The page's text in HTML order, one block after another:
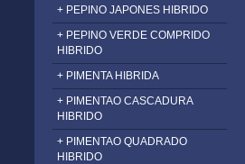
+ PEPINO JAPONES HIBRIDO
+ PEPINO VERDE COMPRIDO
HIBRIDO
+ PIMENTA HIBRIDA
+ PIMENTAO CASCADURA
HIBRIDO
+ PIMENTAO QUADRADO
HIBRIDO